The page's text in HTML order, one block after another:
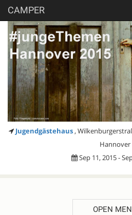
CAMPER
Jugendgästehaus ,
Hannover
Sep 11, 2015 -
OPEN